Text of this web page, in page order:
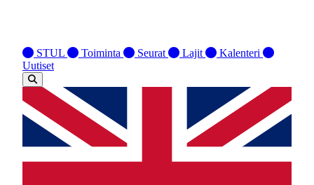
STUL Toiminta Seurat Lajit
Kalenteri
Uutiset